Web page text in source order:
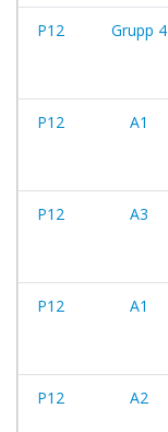
P12 Grupp 4
P12 A1
P12 A3
P12 A1
P12 A2